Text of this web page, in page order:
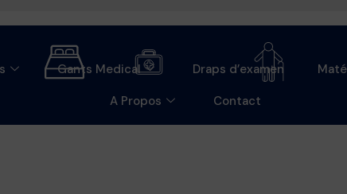
Gants Medical Draps d’examen
A Propos
Contact